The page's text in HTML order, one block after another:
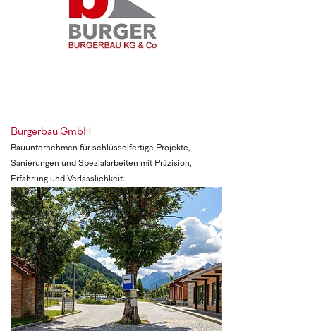
Burgerbau GmbH
Bauunternehmen für schlüsselfertige Projekte,
Sanierungen und Spezialarbeiten mit Präzision,
Erfahrung und Verlässlichkeit.